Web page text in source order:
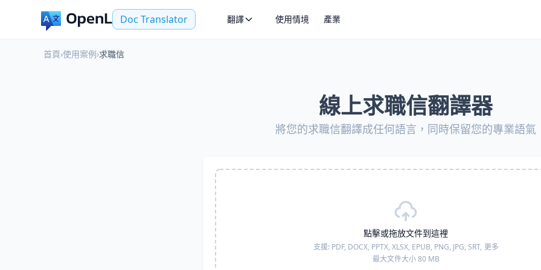
Doc Translator 翻譯 使用情境 產業
首頁›使用案例›求職信
線上求職信翻譯器
將您的求職信翻譯成任何語言，同時保留您的專業語氣
點擊或拖放文件到這裡
支援: PDF, DOCX, PPTX, XLSX, EPUB, PNG, JPG, SRT, 更多
最大文件大小 80 MB